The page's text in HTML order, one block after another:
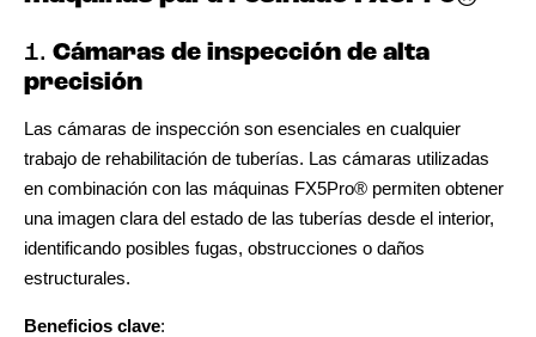
1. Cámaras de inspección de alta
precisión
Las cámaras de inspección son esenciales en cualquier
trabajo de rehabilitación de tuberías. Las cámaras utilizadas
en combinación con las máquinas FX5Pro® permiten obtener
una imagen clara del estado de las tuberías desde el interior,
identificando posibles fugas, obstrucciones o daños
estructurales.
Beneficios clave: